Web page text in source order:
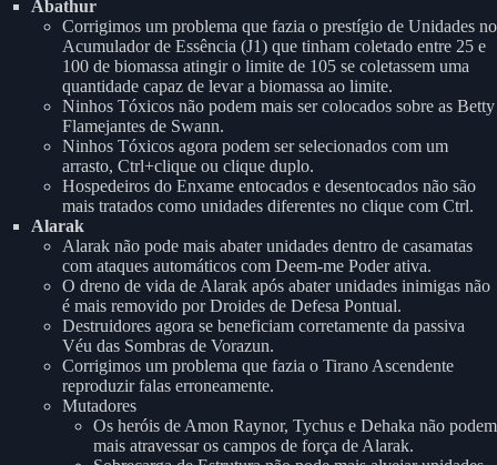
Abathur
Corrigimos um problema que fazia o prestígio de Unidades no
Acumulador de Essência (J1) que tinham coletado entre 25 e
100 de biomassa atingir o limite de 105 se coletassem uma
quantidade capaz de levar a biomassa ao limite.
Ninhos Tóxicos não podem mais ser colocados sobre as Betty
Flamejantes de Swann.
Ninhos Tóxicos agora podem ser selecionados com um
arrasto, Ctrl+clique ou clique duplo.
Hospedeiros do Enxame entocados e desentocados não são
mais tratados como unidades diferentes no clique com Ctrl.
Alarak
Alarak não pode mais abater unidades dentro de casamatas
com ataques automáticos com Deem-me Poder ativa.
O dreno de vida de Alarak após abater unidades inimigas não
é mais removido por Droides de Defesa Pontual.
Destruidores agora se beneficiam corretamente da passiva
Véu das Sombras de Vorazun.
Corrigimos um problema que fazia o Tirano Ascendente
reproduzir falas erroneamente.
Mutadores
Os heróis de Amon Raynor, Tychus e Dehaka não podem
mais atravessar os campos de força de Alarak.